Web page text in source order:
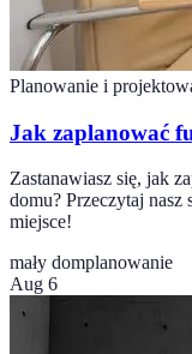
Planowanie i
Jak zaplanować
Zastanawiasz się, jak
domu? Przeczytaj nasz
miejsce!
mały domplanowanie
Aug 6